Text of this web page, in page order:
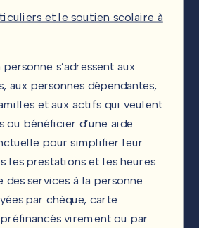
et le soutien scolaire à
s’adressent aux
aux personnes dépendantes,
et aux actifs qui veulent
ou bénéficier d’une aide
pour simplifier leur
les prestations et les heures
des services à la personne
par chèque, carte
virement ou par